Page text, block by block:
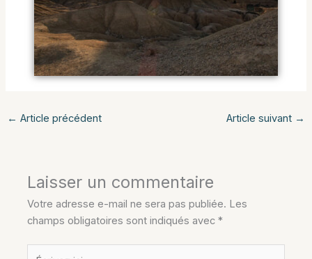
← Article précédent Article suivant →
Laisser un commentaire
Votre adresse e-mail ne sera pas publiée. Les
champs obligatoires sont indiqués avec*
Écrivez